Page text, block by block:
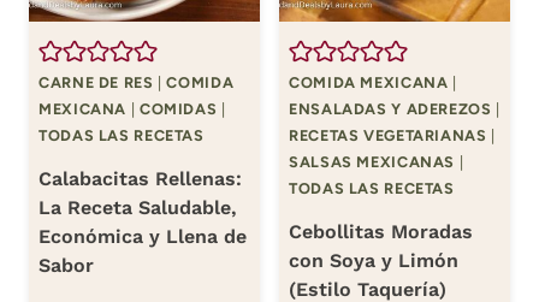
CARNE DE RES |COMIDA
MEXICANA
COMIDAS
TODAS LAS RECETAS
Calabacitas Rellenas:
La Receta Saludable,
Económica y Llena de
Sabor
COMIDA MEXICANA
ENSALADAS Y ADEREZOS
RECETAS VEGETARIANAS
SALSAS MEXICANAS
TODAS LAS RECETAS
Cebollitas Moradas
con Soya y Limón
(Estilo Taquería)